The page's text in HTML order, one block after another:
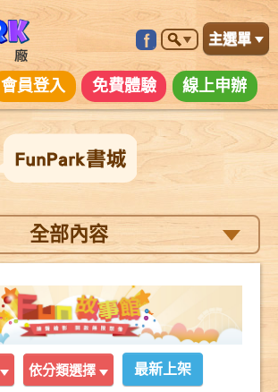
主選單
線上申辦
免費體驗
會員登入
全部內容
依分類選擇 最新上架